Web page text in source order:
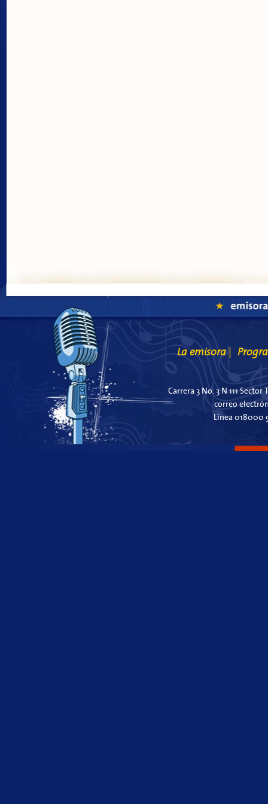
La emisora
Carrera 3 No. 3 N 111
correo
Línea 018000